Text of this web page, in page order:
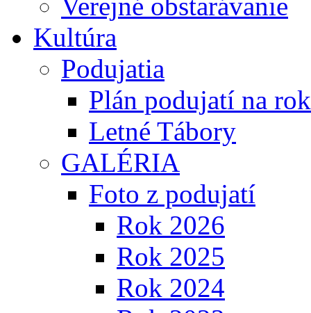
Verejné obstarávanie
Kultúra
Podujatia
Plán podujatí na
Letné Tábory
GALÉRIA
Foto z podujatí
Rok 2026
Rok 2025
Rok 2024